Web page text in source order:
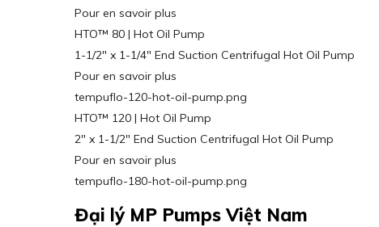
Pour en savoir plus
HTO™ 80 | Hot Oil Pump
1-1/2″ x 1-1/4″ End Suction Centrifugal Hot Oil Pump
Pour en savoir plus
tempuflo-120-hot-oil-pump.png
HTO™ 120 | Hot Oil Pump
2″ x 1-1/2″ End Suction Centrifugal Hot Oil Pump
Pour en savoir plus
tempuflo-180-hot-oil-pump.png
Đại lý MP Pumps Việt Nam